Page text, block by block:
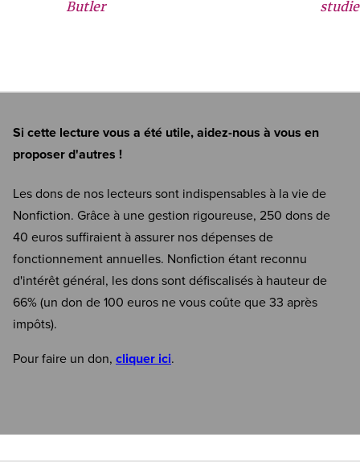
Butler
Si cette lecture vous a été utile, aidez-nous à vous en
proposer d'autres !
Les dons de nos lecteurs sont indispensables à la vie de
Nonfiction. Grâce à une gestion rigoureuse, 250 dons de
40 euros suffiraient à assurer nos dépenses de
fonctionnement annuelles. Nonfiction étant reconnu
d'intérêt général, les dons sont défiscalisés à hauteur de
66% (un don de 100 euros ne vous coûte que 33 après
impôts).
Pour faire un don, cliquer ici.